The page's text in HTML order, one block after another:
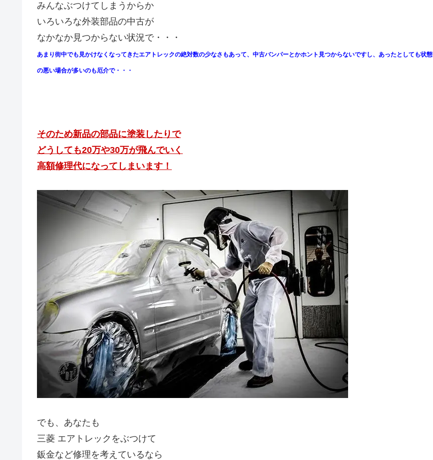
みんなぶつけてしまうからか
いろいろな外装部品の中古が
なかなか見つからない状況で・・・
あまり街中でも見かけなくなってきたエアトレックの絶対数の少なさもあって、中古バンパーとかホント見つからないですし、あったとしても状態
の悪い場合が多いのも厄介で・・・
そのため新品の部品に塗装したりで
どうしても20万や30万が飛んでいく
高額修理代になってしまいます！
でも、あなたも
三菱 エアトレックをぶつけて
鈑金など修理を考えているなら